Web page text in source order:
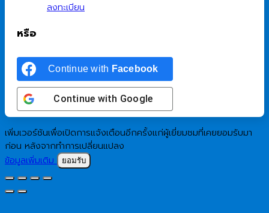
ลงทะเบียน
หรือ
Continue with Facebook
Continue with Google
เพิ่มเวอร์ชันเพื่อเปิดการแจ้งเตือนอีกครั้งแก่ผู้เยี่ยมชมที่เคยยอมรับมา
ก่อน หลังจากทำการเปลี่ยนแปลง
ข้อมูลเพิ่มเติม
ยอมรับ